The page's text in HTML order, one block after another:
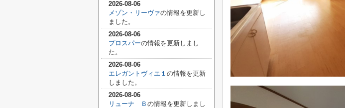
2026-08-06
メゾン・リーヴァの情報を更新し
ました。
2026-08-06
プロスパーの情報を更新しまし
た。
2026-08-06
エレガントヴィエ１ の情報を更新
しました。
2026-08-06
リューナ Ｂ の情報を更新しまし